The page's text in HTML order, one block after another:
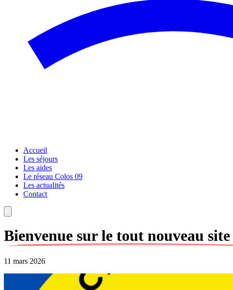
Accueil
Les séjours
Les aides
Le réseau Colos 09
Les actualités
Contact
Bienvenue sur le tout nouveau
11 mars 2026